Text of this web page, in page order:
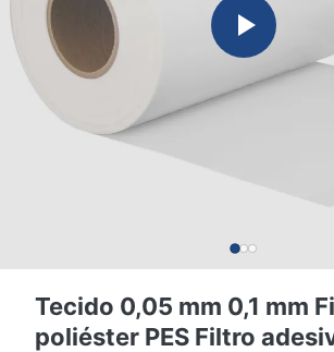
Tecido 0,05 mm 0,1 mm
poliéster PES Filtro